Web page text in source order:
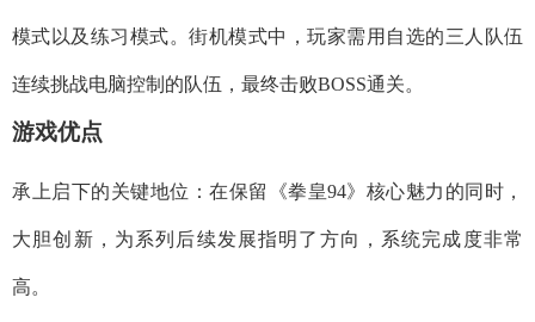
模式以及练习模式。街机模式中，玩家需用自选的三人队伍
连续挑战电脑控制的队伍，最终击败BOSS通关。
​​游戏优点​​
​​承上启下的关键地位​​：在保留《拳皇94》核心魅力的同时，
大胆创新，为系列后续发展指明了方向，系统完成度非常
高。